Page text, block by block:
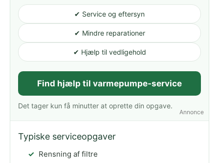
Annonce
✔ Service og eftersyn
✔ Mindre reparationer
✔ Hjælp til vedligehold
Find hjælp til varmepumpe-service
Det tager kun få minutter at oprette din opgave.
Typiske serviceopgaver
Rensning af filtre